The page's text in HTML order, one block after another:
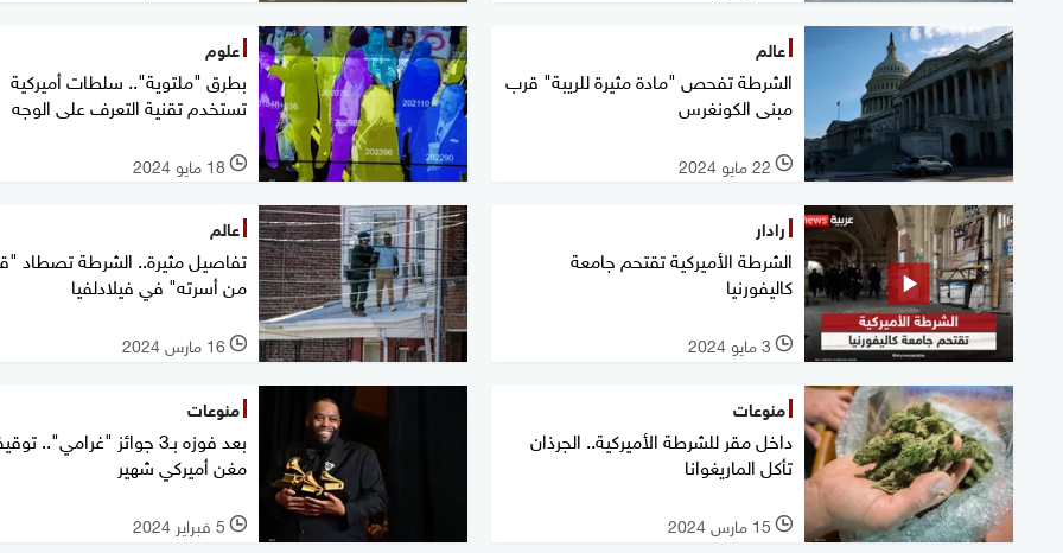
عالم
الشرطة تفحص "مادة مثيرة للريبة" قرب
مبنى الكونغرس
l 22 مايو 2024
علوم
بطرق "ملتوية".. سلطات أميركية
تستخدم تقنية التعرف على الوجه
l 18 مايو 2024
رادار
الشرطة الأميركية تقتحم جامعة
كاليفورنيا
l 3 مايو 2024
عالم
من أسرته" في فيلادلفيا
l 16 مارس 2024
منوعات
داخل مقر للشرطة الأميركية.. الجرذان
تأكل الماريغوانا
l 15 مارس 2024
منوعات
بعد فوزه بـ3 جوائز "غرامي"..
مغن أميركي شهير
l 5 فبراير 2024